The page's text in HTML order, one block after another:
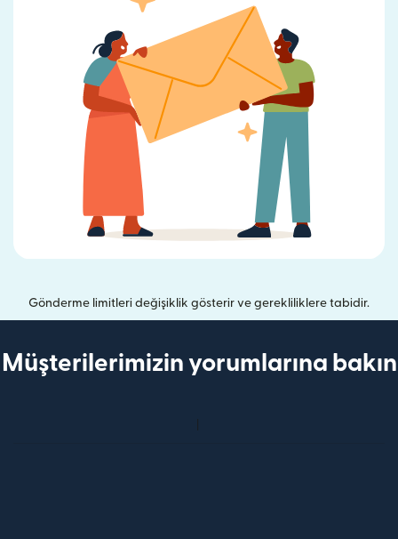
Gönderme limitleri değişiklik gösterir ve gerekliliklere tabidir.
Müşterilerimizin yorumlarına bakın